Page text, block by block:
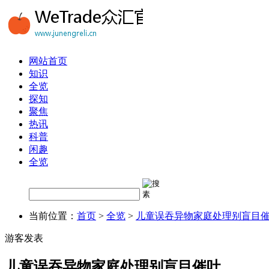
网站首页
知识
全览
探知
聚焦
热讯
科普
闲趣
全览
当前位置： 首页 > 全览 > 儿童误吞异物家庭处理别盲目
游客发表